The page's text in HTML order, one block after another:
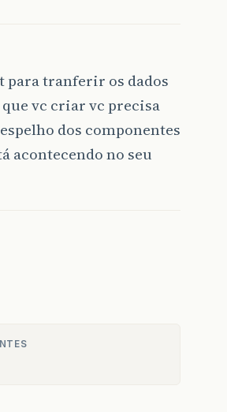
tranferir os dados
vc criar vc precisa
dos componentes
acontecendo no seu